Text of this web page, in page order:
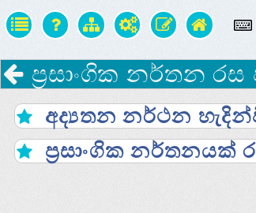
ප්‍රසාංගික නර්තන
අද්‍යතන නර්ථන
ප්‍රසාංගික නර්තනයක්‌